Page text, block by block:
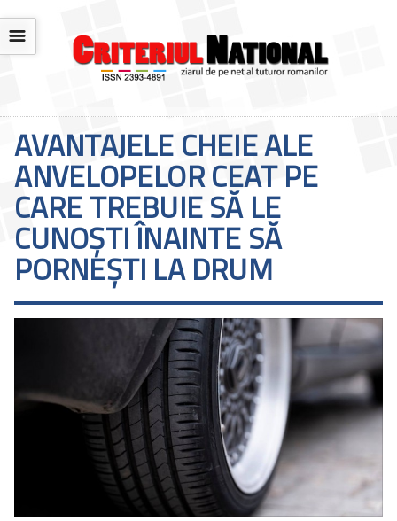
☰
AVANTAJELE CHEIE ALE
ANVELOPELOR CEAT PE
CARE TREBUIE SĂ LE
CUNOȘTI ÎNAINTE SĂ
PORNEȘTI LA DRUM